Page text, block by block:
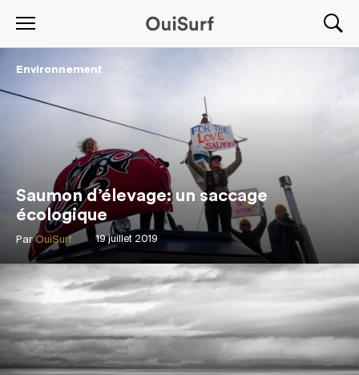
Environnement
Saumon d’élevage: un saccage
écologique
19 juillet 2019
Par OuiSurf